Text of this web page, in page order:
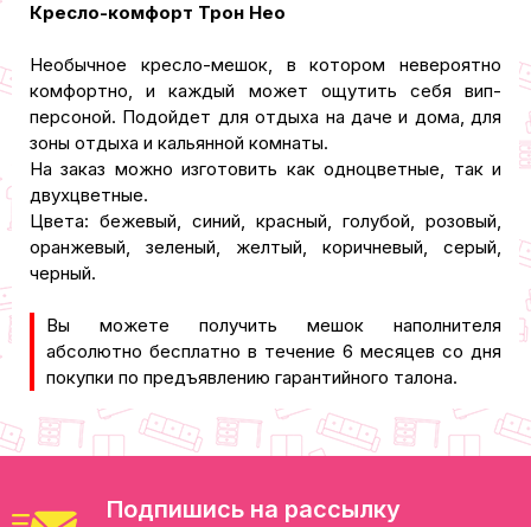
Кресло-комфорт Трон Нео
Необычное кресло-мешок, в котором невероятно
комфортно, и каждый может ощутить себя вип-
персоной. Подойдет для отдыха на даче и дома, для
зоны отдыха и кальянной комнаты.
На заказ можно изготовить как одноцветные, так и
двухцветные.
Цвета: бежевый, синий, красный, голубой, розовый,
оранжевый, зеленый, желтый, коричневый, серый,
черный.
Вы можете получить мешок наполнителя
абсолютно бесплатно в течение 6 месяцев со дня
покупки по предъявлению гарантийного талона.
Подпишись на рассылку